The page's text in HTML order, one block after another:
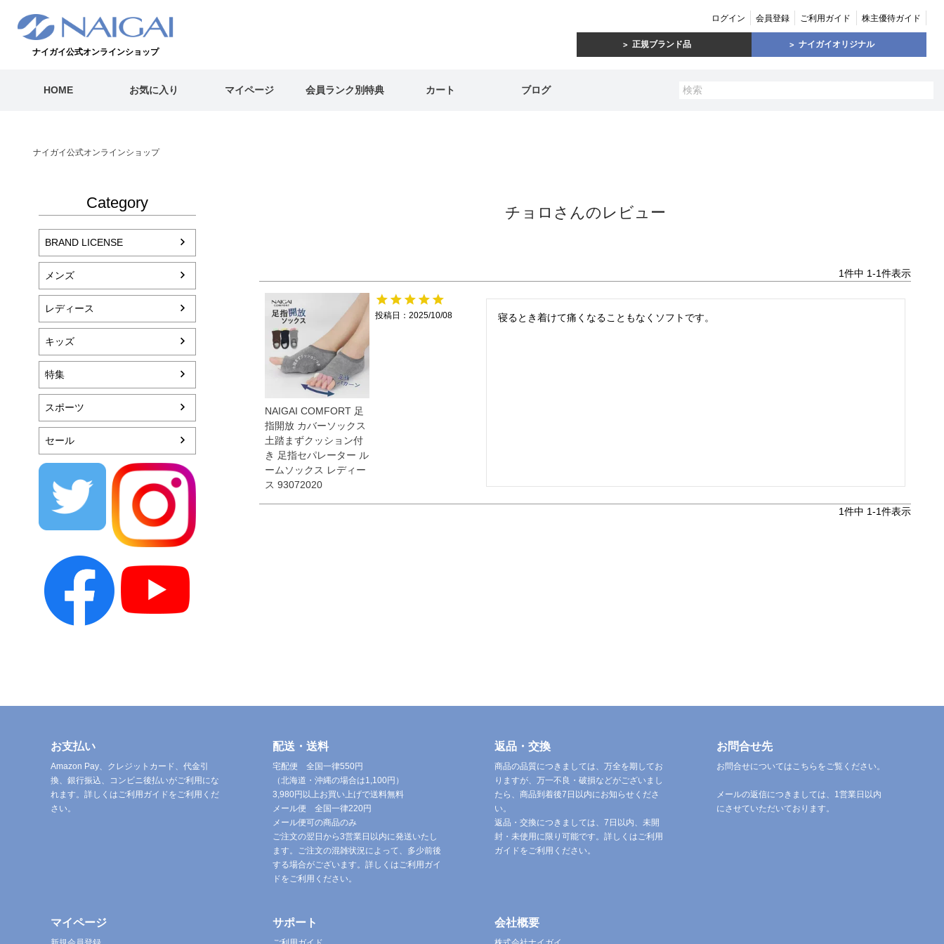
ナイガイ公式オンラインショップ
ログイン 会員登録 ご利用ガイド 株主優待ガイド
正規ブランド品 ナイガイオリジナル
HOME お気に入り マイページ 会員ランク別特典 カート ブログ
ナイガイ公式オンラインショップ
Category
BRAND LICENSE
メンズ
レディース
キッズ
特集
スポーツ
セール
チョロさんのレビュー
1件中 1-1件表示
NAIGAI COMFORT 足
指開放 カバーソックス
土踏まずクッション付
き 足指セパレーター ル
ームソックス レディー
ス 93072020
投稿日 2025/10/08 寝るとき着けて痛くなることもなくソフトです。
1件中 1-1件表示
お支払い
Amazon Pay、クレジットカード、代金引
換、銀行振込、コンビニ後払いがご利用にな
れます。詳しくはご利用ガイドをご利用くだ
さい。
配送・送料
宅配便 全国一律550円
（北海道・沖縄の場合は1,100円）
3,980円以上お買い上げで送料無料
メール便 全国一律220円
メール便可の商品のみ
ご注文の翌日から3営業日以内に発送いたし
ます。ご注文の混雑状況によって、多少前後
する場合がございます。詳しくはご利用ガイ
ドをご利用ください。
返品・交換
商品の品質につきましては、万全を期してお
りますが、万一不良・破損などがございまし
たら、商品到着後7日以内にお知らせくださ
い。
返品・交換につきましては、7日以内、未開
封・未使用に限り可能です。詳しくはご利用
ガイドをご利用ください。
お問合せ先
お問合せについてはこちらをご覧ください。
メールの返信につきましては、1営業日以内
にさせていただいております。
マイページ サポート 会社概要